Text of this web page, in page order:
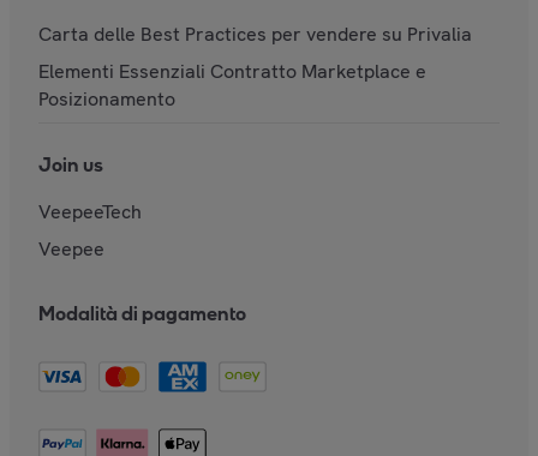
Carta delle Best Practices per vendere su Privalia
Elementi Essenziali Contratto Marketplace e
Posizionamento
Join us
VeepeeTech
Veepee
Modalità di pagamento